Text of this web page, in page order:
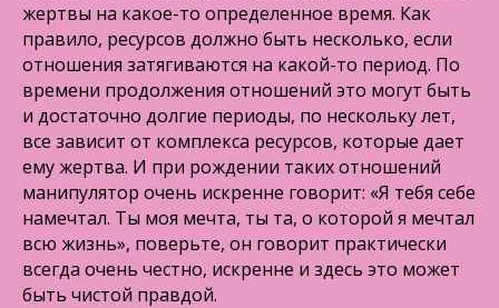
жертвы на какое-то определенное время. Как
правило, ресурсов должно быть несколько, если
отношения затягиваются на какой-то период. По
времени продолжения отношений это могут быть
и достаточно долгие периоды, по нескольку лет,
все зависит от комплекса ресурсов, которые дает
ему жертва. И при рождении таких отношений
манипулятор очень искренне говорит: «Я тебя себе
намечтал. Ты моя мечта, ты та, о которой я мечтал
всю жизнь», поверьте, он говорит практически
всегда очень честно, искренне и здесь это может
быть чистой правдой.